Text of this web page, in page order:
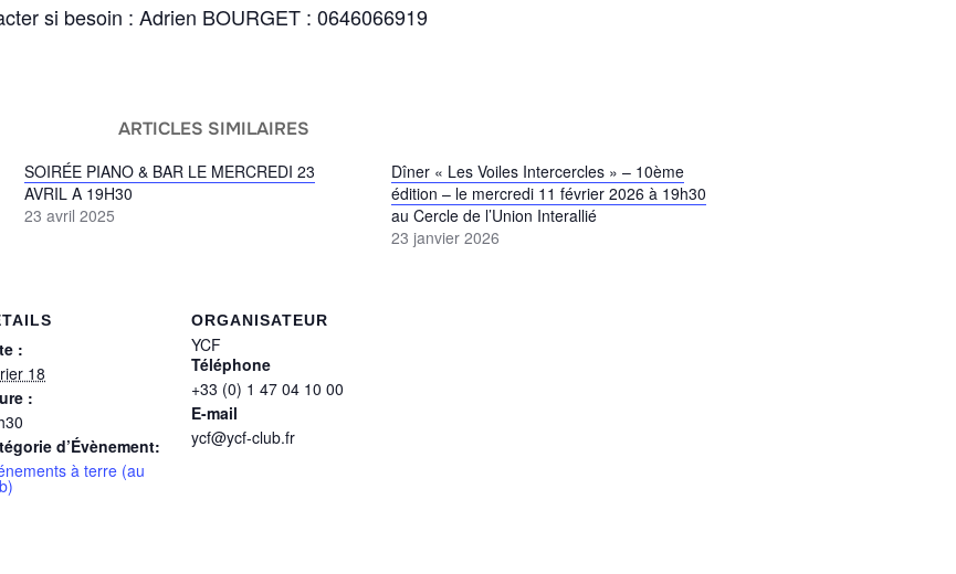
si besoin : Adrien BOURGET : 0646066919
ARTICLES SIMILAIRES
SOIRÉE PIANO & BAR LE MERCREDI 23
AVRIL A 19H30
23 avril 2025
Dîner « Les Voiles Intercercles » – 10ème
édition – le mercredi 11 février 2026 à 19h30
au Cercle de l’Union Interallié
23 janvier 2026
:
18
:
d’Évènement:
à terre (au
ORGANISATEUR
YCF
Téléphone
+33 (0) 1 47 04 10 00
E-mail
ycf@ycf-club.fr